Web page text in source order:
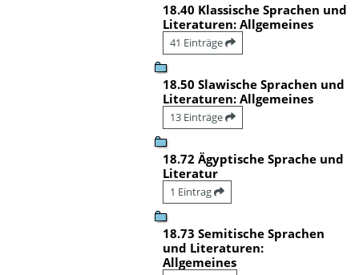
18.40 Klassische Sprachen und
Literaturen: Allgemeines
41 Einträge
18.50 Slawische Sprachen und
Literaturen: Allgemeines
13 Einträge
18.72 Ägyptische Sprache und
Literatur
1 Eintrag
18.73 Semitische Sprachen
und Literaturen:
Allgemeines